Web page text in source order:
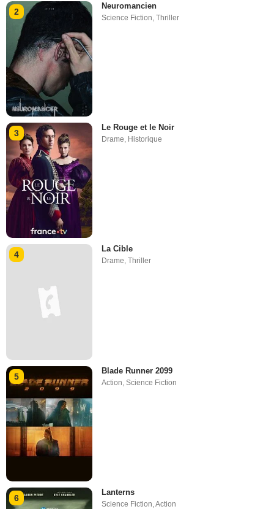
2
Neuromancien
Science Fiction ,Thriller
3
Le Rouge et le Noir
Drame, Historique
4
La Cible
Drame,Thriller
5
Blade Runner 2099
Action ,Science Fiction
6
Lanterns
Science Fiction,Action